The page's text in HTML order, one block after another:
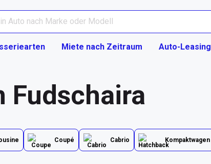
Miete nach Zeitraum Auto-Leasing
Fudschaira
Coupé Cabrio Kompaktwagen